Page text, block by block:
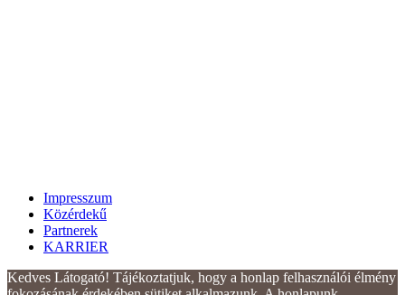
Impresszum
Közérdekű
Partnerek
KARRIER
Kedves Látogató! Tájékoztatjuk, hogy a honlap felhasználói élmény